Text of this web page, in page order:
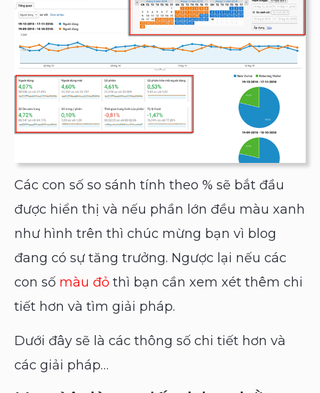
Các con số so sánh tính theo % sẽ bắt đầu
được hiển thị và nếu phần lớn đều màu xanh
như hình trên thì chúc mừng bạn vì blog
đang có sự tăng trưởng. Ngược lại nếu các
con số màu đỏ thì bạn cần xem xét thêm chi
tiết hơn và tìm giải pháp.
Dưới đây sẽ là các thông số chi tiết hơn và
các giải pháp…